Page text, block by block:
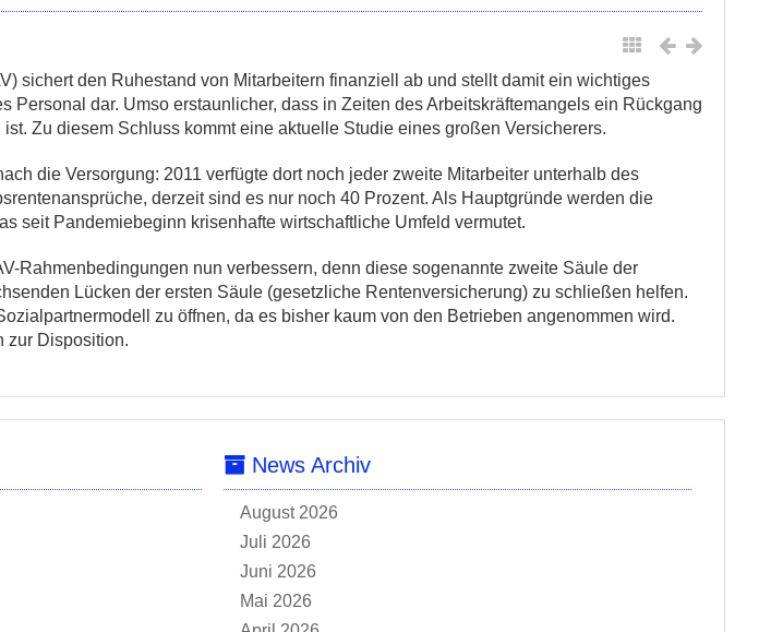
sichert den Ruhestand von Mitarbeitern finanziell ab und stellt damit ein wichtiges
Personal dar. Umso erstaunlicher, dass in Zeiten des Arbeitskräftemangels ein Rückgang
Zu diesem Schluss kommt eine aktuelle Studie eines großen Versicherers.
die Versorgung: 2011 verfügte dort noch jeder zweite Mitarbeiter unterhalb des
derzeit sind es nur noch 40 Prozent. Als Hauptgründe werden die
seit Pandemiebeginn krisenhafte wirtschaftliche Umfeld vermutet.
Rahmenbedingungen nun verbessern, denn diese sogenannte zweite Säule der
Lücken der ersten Säule (gesetzliche Rentenversicherung) zu schließen helfen.
zu öffnen, da es bisher kaum von den Betrieben angenommen wird.
zur Disposition.
News Archiv
August 2026
Juli 2026
Juni 2026
Mai 2026